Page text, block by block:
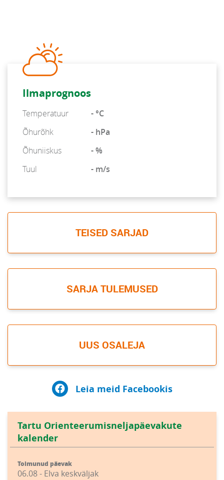
Ilmaprognoos
Temperatuur
- °C
Õhurõhk
- hPa
Õhuniiskus
- %
Tuul
- m/s
TEISED SARJAD
SARJA TULEMUSED
UUS OSALEJA
Leia meid Facebookis
Tartu Orienteerumisneljapäevakute
kalender
Toimunud päevak
06.08 - Elva keskväljak